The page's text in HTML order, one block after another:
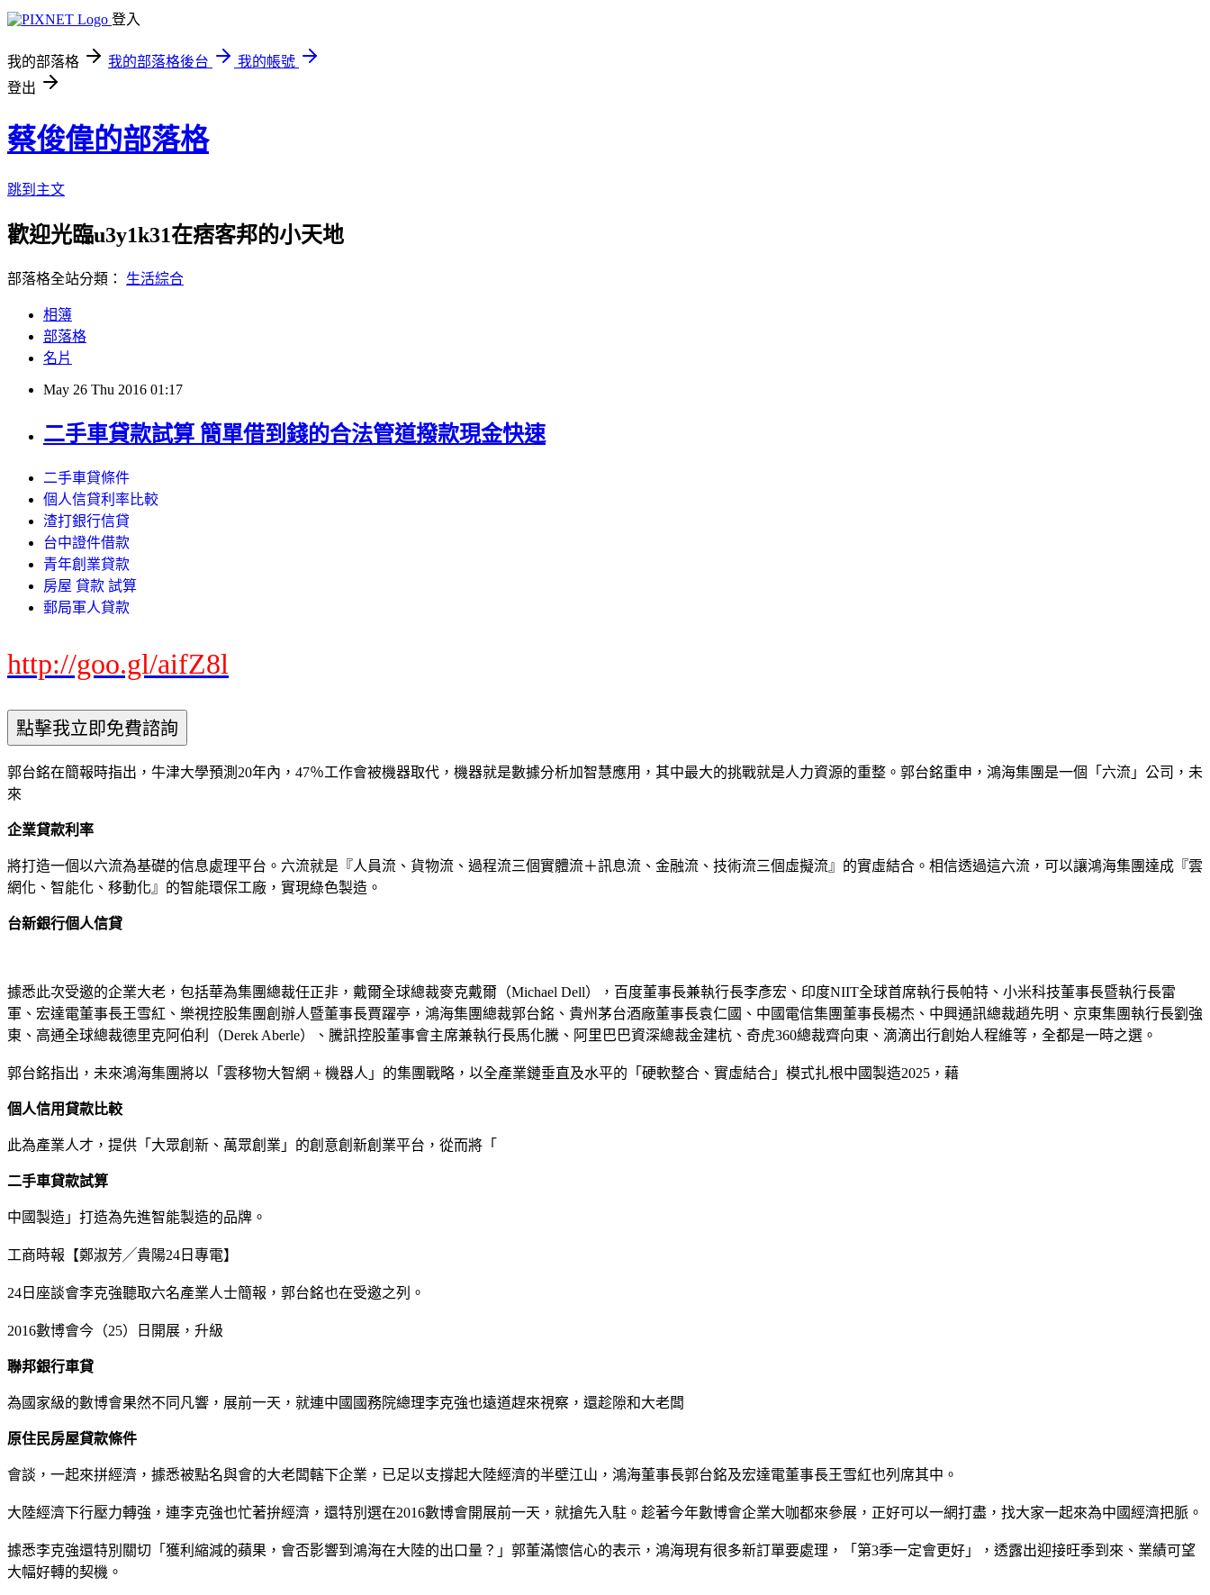
登入
我的部落格 我的部落格後台
我的帳號
登出
蔡俊偉的部落格
跳到主文
歡迎光臨u3y1k31在痞客邦的小天地
部落格全站分類： 生活綜合
相簿
部落格
名片
May 26 Thu 2016 01:17
二手車貸款試算 簡單借到錢的合法管道撥款現金快速
二手車貸條件
個人信貸利率比較
渣打銀行信貸
台中證件借款
青年創業貸款
房屋 貸款 試算
郵局軍人貸款
http://goo.gl/aifZ8l
郭台銘在簡報時指出，牛津大學預測20年內，47％工作會被機器取代，機器就是數據分析加智慧應用，其中最大的挑戰就是人力資源的重整。郭台銘重申，鴻海集團是一個「六流」公司，未
來
企業貸款利率
將打造一個以六流為基礎的信息處理平台。六流就是『人員流、貨物流、過程流三個實體流＋訊息流、金融流、技術流三個虛擬流』的實虛結合。相信透過這六流，可以讓鴻海集團達成『雲
網化、智能化、移動化』的智能環保工廠，實現綠色製造。
台新銀行個人信貸
據悉此次受邀的企業大老，包括華為集團總裁任正非，戴爾全球總裁麥克戴爾（Michael Dell），百度董事長兼執行長李彥宏、印度NIIT全球首席執行長帕特、小米科技董事長暨執行長雷
軍、宏達電董事長王雪紅、樂視控股集團創辦人暨董事長賈躍亭，鴻海集團總裁郭台銘、貴州茅台酒廠董事長袁仁國、中國電信集團董事長楊杰、中興通訊總裁趙先明、京東集團執行長劉強
東、高通全球總裁德里克阿伯利（Derek Aberle）、騰訊控股董事會主席兼執行長馬化騰、阿里巴巴資深總裁金建杭、奇虎360總裁齊向東、滴滴出行創始人程維等，全都是一時之選。
郭台銘指出，未來鴻海集團將以「雲移物大智網 + 機器人」的集團戰略，以全產業鏈垂直及水平的「硬軟整合、實虛結合」模式扎根中國製造2025，藉
個人信用貸款比較
此為產業人才，提供「大眾創新、萬眾創業」的創意創新創業平台，從而將「
二手車貸款試算
中國製造」打造為先進智能製造的品牌。
工商時報【鄭淑芳╱貴陽24日專電】
24日座談會李克強聽取六名產業人士簡報，郭台銘也在受邀之列。
2016數博會今（25）日開展，升級
聯邦銀行車貸
為國家級的數博會果然不同凡響，展前一天，就連中國國務院總理李克強也遠道趕來視察，還趁隙和大老闆
原住民房屋貸款條件
會談，一起來拼經濟，據悉被點名與會的大老闆轄下企業，已足以支撐起大陸經濟的半壁江山，鴻海董事長郭台銘及宏達電董事長王雪紅也列席其中。
大陸經濟下行壓力轉強，連李克強也忙著拚經濟，還特別選在2016數博會開展前一天，就搶先入駐。趁著今年數博會企業大咖都來參展，正好可以一網打盡，找大家一起來為中國經濟把脈。
據悉李克強還特別關切「獲利縮減的蘋果，會否影響到鴻海在大陸的出口量？」郭董滿懷信心的表示，鴻海現有很多新訂單要處理，「第3季一定會更好」，透露出迎接旺季到來、業績可望
大幅好轉的契機。